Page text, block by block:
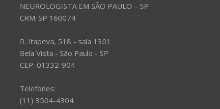
NEUROLOGISTA EM SÃO PAULO – SP
CRM-SP 160074
R. Itapeva, 518 - sala 1301
Bela Vista - São Paulo - SP
CEP: 01332-904
Telefones:
(11) 3504-4304